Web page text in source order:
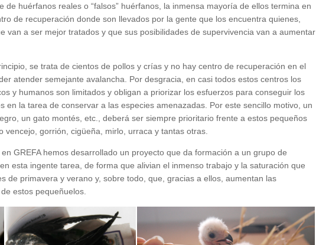
de huérfanos reales o “falsos” huérfanos, la inmensa mayoría de ellos termina en
de recuperación donde son llevados por la gente que los encuentra quienes,
van a ser mejor tratados y que sus posibilidades de supervivencia van a aumentar
se trata de cientos de pollos y crías y no hay centro de recuperación en el
atender semejante avalancha. Por desgracia, en casi todos estos centros los
y humanos son limitados y obligan a priorizar los esfuerzos para conseguir los
en la tarea de conservar a las especies amenazadas. Por este sencillo motivo, un
un gato montés, etc., deberá ser siempre prioritario frente a estos pequeños
vencejo, gorrión, cigüeña, mirlo, urraca y tantas otras.
GREFA hemos desarrollado un proyecto que da formación a un grupo de
esta ingente tarea, de forma que alivian el inmenso trabajo y la saturación que
de primavera y verano y, sobre todo, que, gracias a ellos, aumentan las
estos pequeñuelos.